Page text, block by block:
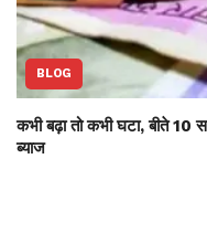
BLOG
कभी बढ़ा तो कभी घटा, बीते 10
ब्याज